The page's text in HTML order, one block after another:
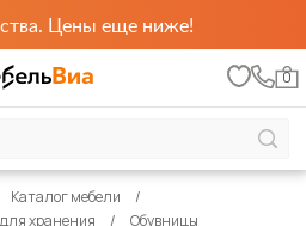
Цены еще ниже!
0
Каталог мебели
хранения Обувницы